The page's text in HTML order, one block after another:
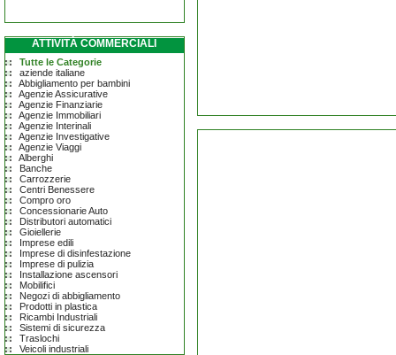
ATTIVITÀ COMMERCIALI
Tutte le Categorie
aziende italiane
Abbigliamento per bambini
Agenzie Assicurative
Agenzie Finanziarie
Agenzie Immobiliari
Agenzie Interinali
Agenzie Investigative
Agenzie Viaggi
Alberghi
Banche
Carrozzerie
Centri Benessere
Compro oro
Concessionarie Auto
Distributori automatici
Gioiellerie
Imprese edili
Imprese di disinfestazione
Imprese di pulizia
Installazione ascensori
Mobilifici
Negozi di abbigliamento
Prodotti in plastica
Ricambi Industriali
Sistemi di sicurezza
Traslochi
Veicoli industriali